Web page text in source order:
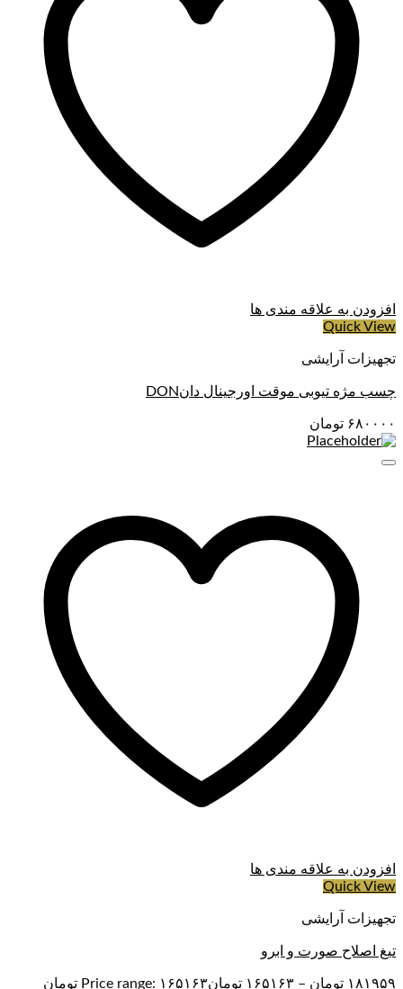
افزودن به علاقه مندی ها
Quick View
تجهیزات آرایشی
چسب مژه تیوبی موقت اورجینال دانDON
۶۸۰۰۰۰ تومان
افزودن به علاقه مندی ها
Quick View
تجهیزات آرایشی
تیغ اصلاح صورت و ابرو
۱۸۱۹۵۹ تومان – ۱۶۵۱۶۳ تومان Price range: ۱۶۵۱۶۳ تومان